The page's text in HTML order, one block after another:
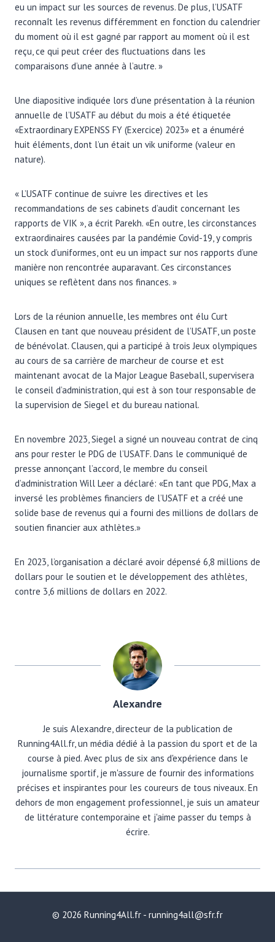
eu un impact sur les sources de revenus. De plus, l’USATF
reconnaît les revenus différemment en fonction du calendrier
du moment où il est gagné par rapport au moment où il est
reçu, ce qui peut créer des fluctuations dans les
comparaisons d’une année à l’autre. »
Une diapositive indiquée lors d’une présentation à la réunion
annuelle de l’USATF au début du mois a été étiquetée
«Extraordinary EXPENSS FY (Exercice) 2023» et a énuméré
huit éléments, dont l’un était un vik uniforme (valeur en
nature).
« L’USATF continue de suivre les directives et les
recommandations de ses cabinets d’audit concernant les
rapports de VIK », a écrit Parekh. «En outre, les circonstances
extraordinaires causées par la pandémie Covid-19, y compris
un stock d’uniformes, ont eu un impact sur nos rapports d’une
manière non rencontrée auparavant. Ces circonstances
uniques se reflètent dans nos finances. »
Lors de la réunion annuelle, les membres ont élu Curt
Clausen en tant que nouveau président de l’USATF, un poste
de bénévolat. Clausen, qui a participé à trois Jeux olympiques
au cours de sa carrière de marcheur de course et est
maintenant avocat de la Major League Baseball, supervisera
le conseil d’administration, qui est à son tour responsable de
la supervision de Siegel et du bureau national.
En novembre 2023, Siegel a signé un nouveau contrat de cinq
ans pour rester le PDG de l’USATF. Dans le communiqué de
presse annonçant l’accord, le membre du conseil
d’administration Will Leer a déclaré: «En tant que PDG, Max a
inversé les problèmes financiers de l’USATF et a créé une
solide base de revenus qui a fourni des millions de dollars de
soutien financier aux athlètes.»
En 2023, l’organisation a déclaré avoir dépensé 6,8 millions de
dollars pour le soutien et le développement des athlètes,
contre 3,6 millions de dollars en 2022.
Alexandre
Je suis Alexandre, directeur de la publication de
Running4All.fr, un média dédié à la passion du sport et de la
course à pied. Avec plus de six ans d'expérience dans le
journalisme sportif, je m'assure de fournir des informations
précises et inspirantes pour les coureurs de tous niveaux. En
dehors de mon engagement professionnel, je suis un amateur
de littérature contemporaine et j'aime passer du temps à
écrire.
© 2026 Running4All.fr - running4all@sfr.fr